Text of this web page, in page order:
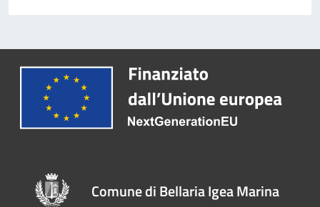
Comune di Bellaria Igea Marina